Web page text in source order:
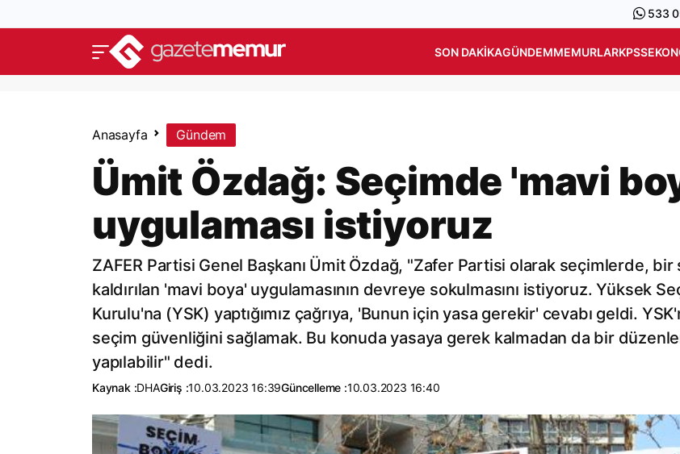
533
SON DAKIKAGÜNDEMMEMURLARKPSS
Anasayfa Gündem
Ümit Özdağ: Seçimde 'mavi
uygulaması istiyoruz
ZAFER Partisi Genel Başkanı Ümit Özdağ, "Zafer Partisi olarak seçimlerde, bir
kaldırılan 'mavi boya' uygulamasının devreye sokulmasını istiyoruz. Yüksek
Kurulu'na (YSK) yaptığımız çağrıya, 'Bunun için yasa gerekir' cevabı geldi.
seçim güvenliğini sağlamak. Bu konuda yasaya gerek kalmadan da bir
yapılabilir" dedi.
Kaynak :DHAGiriş :10.03.2023 16:39Güncelleme :10.03.2023 16:40